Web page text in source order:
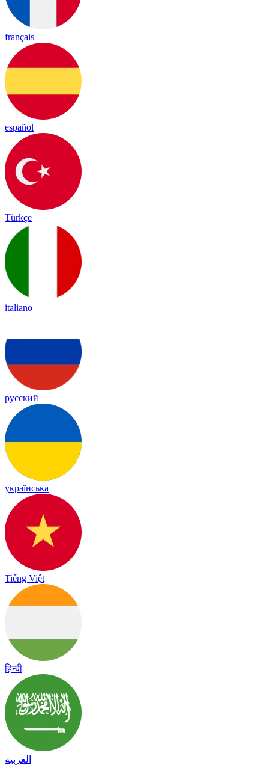
français
español
Türkçe
italiano
русский
українська
Tiếng Việt
हिन्दी
العربية